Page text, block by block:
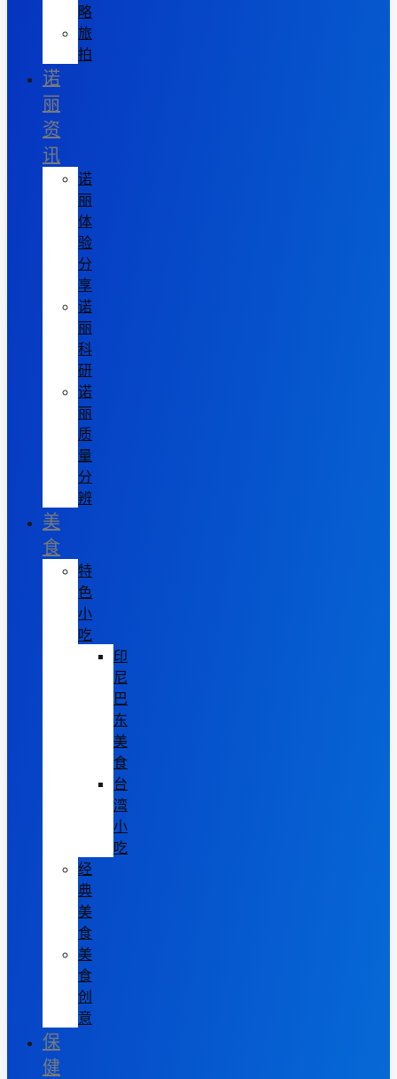
略
旅
拍
诺
丽
资
讯
诺
丽
体
验
分
享
诺
丽
科
研
诺
丽
质
量
分
辨
美
食
特
色
小
吃
印
尼
巴
东
美
食
台
湾
小
吃
经
典
美
食
美
食
创
意
保
健